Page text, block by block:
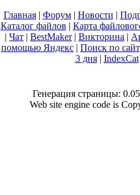
Главная| Форум| Новости |
Каталог файлов | Карта
| Чат | BestMaker| Викторина |
помощью Яндекс | Поиск по
3 дня| IndexCat
Генерация страницы:
Web site engine code is